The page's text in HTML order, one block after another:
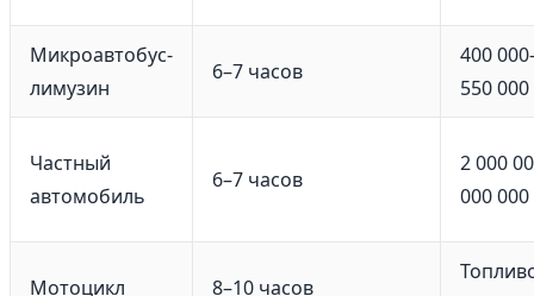
Микроавтобус-
лимузин
6–7 часов
400
550 000
Частный
автомобиль
6–7 часов
2 000
000 000
Мотоцикл 8–10 часов